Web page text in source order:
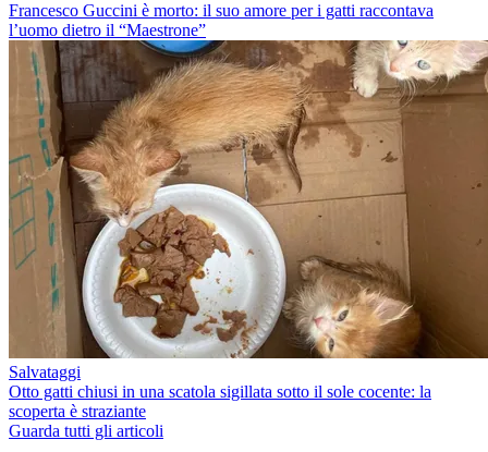
Francesco Guccini è morto: il suo amore per i gatti raccontava
l’uomo dietro il “Maestrone”
Salvataggi
Otto gatti chiusi in una scatola sigillata sotto il sole cocente: la
scoperta è straziante
Guarda tutti gli articoli